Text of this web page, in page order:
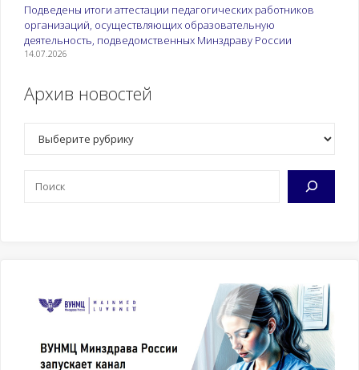
Подведены итоги аттестации педагогических работников
организаций, осуществляющих образовательную
деятельность, подведомственных Минздраву России
14.07.2026
Архив новостей